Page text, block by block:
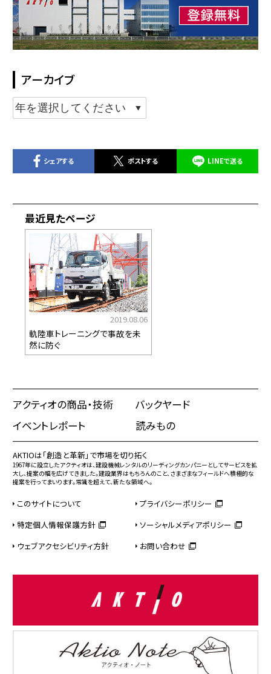
アーカイブ
シェアする ポストする LINEで送る
最近見たページ
2019.08.06
軌陸車トレーニングで事故を未
然に防ぐ
アクティオの商品・技術
バックヤード
イベントレポート
読みもの
AKTIOは「創造と革新」で市場を切り拓く
1967年に設立したアクティオは、建設機械レンタルのリーディングカンパニーとしてサービスを拡
大し、提案の幅を広げてきました。建設業界はもちろんのこと、さまざまなフィールドへ積極的な
提案を行ってまいります。常識を超えて、新たな領域へ。
このサイトについて
プライバシーポリシー
特定個人情報保護方針
ソーシャルメディアポリシー
ウェブアクセシビリティ方針
お問い合わせ